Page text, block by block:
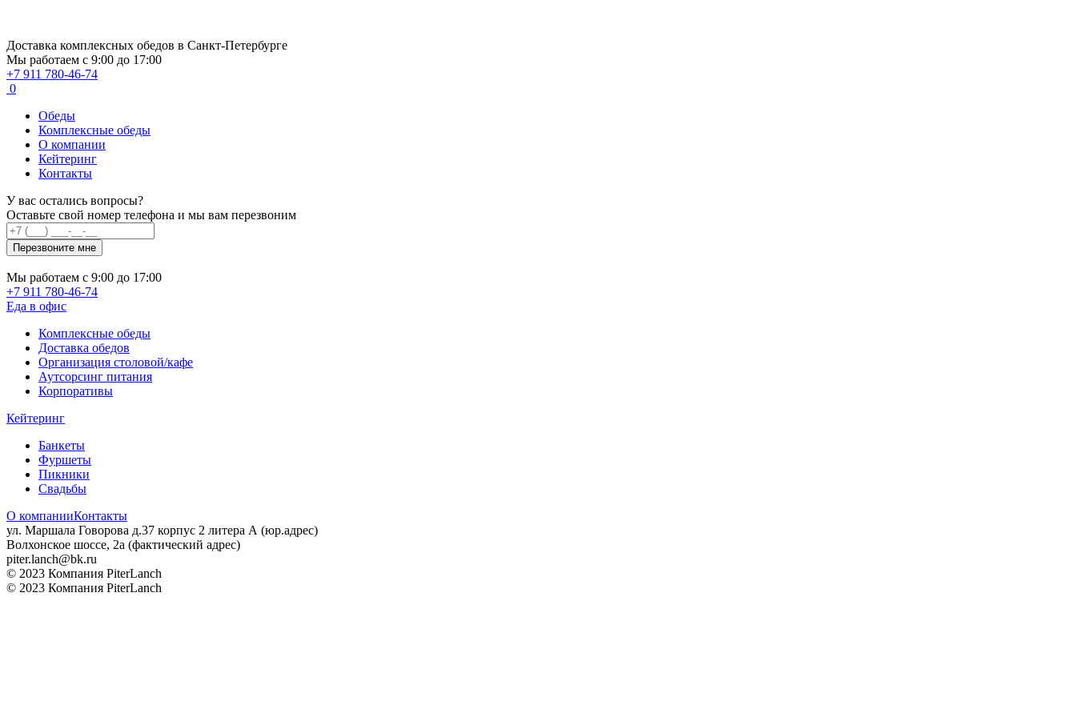
Доставка комплексных обедов в Санкт-Петербурге
Мы работаем с 9:00 до 17:00
+7 911 780-46-74
0
Обеды
Комплексные обеды
О компании
Кейтеринг
Контакты
У вас остались вопросы?
Оставьте свой номер телефона и мы вам перезвоним
Перезвоните мне
Мы работаем с 9:00 до 17:00
+7 911 780-46-74
Еда в офис
Комплексные обеды
Доставка обедов
Организация столовой/кафе
Аутсорсинг питания
Корпоративы
Кейтеринг
Банкеты
Фуршеты
Пикники
Свадьбы
О компанииКонтакты
ул. Маршала Говорова д.37 корпус 2 литера А (юр.адрес)
Волхонское шоссе, 2а (фактический адрес)
piter.lanch@bk.ru
© 2023 Компания PiterLanch
© 2023 Компания PiterLanch